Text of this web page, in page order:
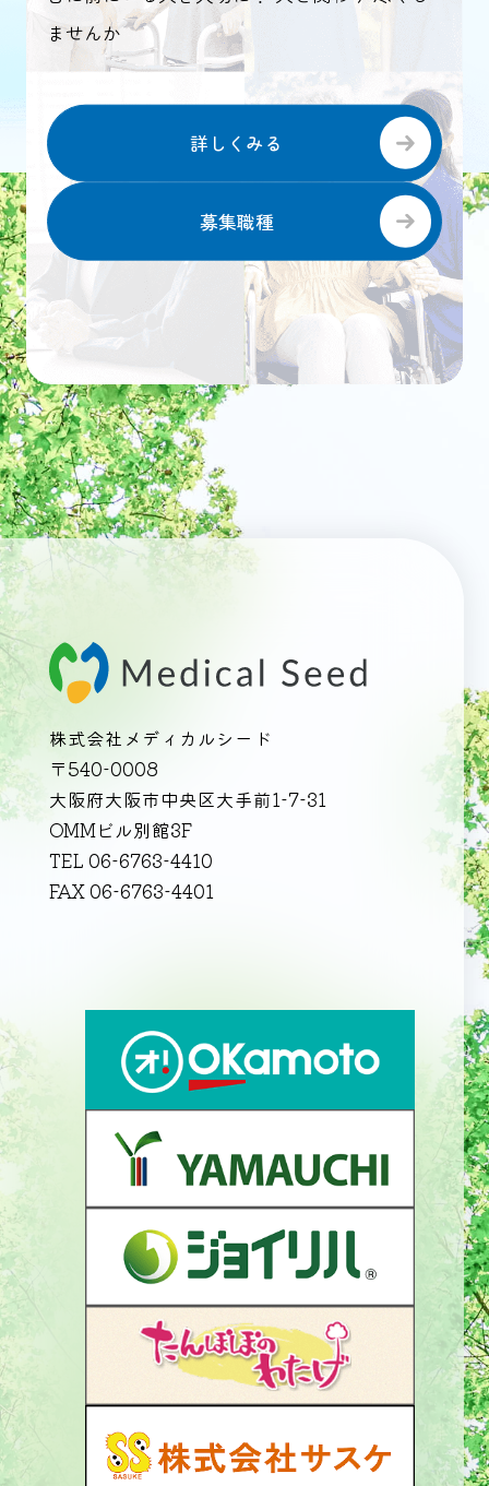
ませんか
詳しくみる
募集職種
株式会社メディカルシード
〒540-0008
大阪府大阪市中央区大手前1-7-31
OMMビル別館3F
TEL 06-6763-4410
FAX 06-6763-4401